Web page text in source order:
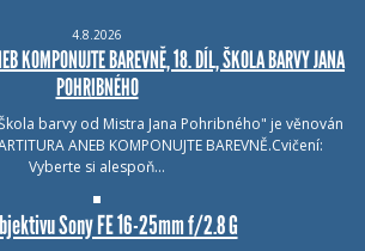
4.8.2026
KOMPONUJTE BAREVNĚ, 18. DÍL, ŠKOLA BARVY JANA
POHRIBNÉHO
barvy od Mistra Jana Pohribného" je věnován
ANEB KOMPONUJTE BAREVNĚ.Cvičení:
Vyberte si alespoň…
Sony FE 16-25mm f/2.8 G